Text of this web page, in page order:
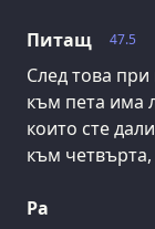
47.5
Питащ
След това
към пета има
които сте
към
Ра